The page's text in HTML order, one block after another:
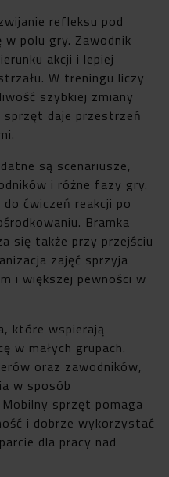
refleksu pod
polu gry. Zawodnik
akcji i lepiej
W treningu liczy
szybkiej zmiany
sprzęt daje przestrzeń
są scenariusze,
i różne fazy gry.
ćwiczeń reakcji po
Bramka
się także przy przejściu
zajęć sprzyja
i większej pewności w
które wspierają
w małych grupach.
oraz zawodników,
w sposób
sprzęt pomaga
i dobrze wykorzystać
dla pracy nad